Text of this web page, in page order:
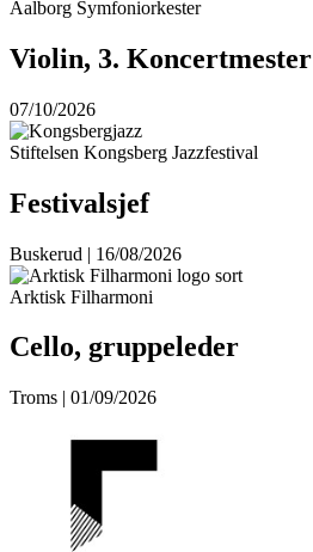
Aalborg Symfoniorkester
Violin, 3. Koncertmester
07/10/2026
Stiftelsen Kongsberg Jazzfestival
Festivalsjef
Buskerud | 16/08/2026
Arktisk Filharmoni
Cello, gruppeleder
Troms | 01/09/2026